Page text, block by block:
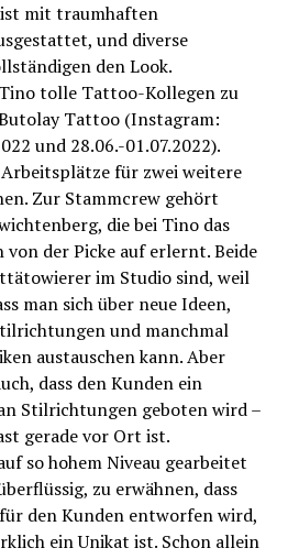
mit traumhaften
und diverse
den Look.
tolle Tattoo-Kollegen zu
Tattoo (Instagram:
und 28.06.-01.07.2022).
für zwei weitere
Zur Stammcrew gehört
die bei Tino das
der Picke auf erlernt. Beide
im Studio sind, weil
man sich über neue Ideen,
und manchmal
austauschen kann. Aber
dass den Kunden ein
Stilrichtungen geboten wird –
gerade vor Ort ist.
so hohem Niveau gearbeitet
zu erwähnen, dass
den Kunden entworfen wird,
ein Unikat ist. Schon allein